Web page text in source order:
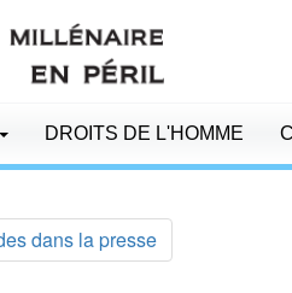
DROITS DE L'HOMME
dans la presse